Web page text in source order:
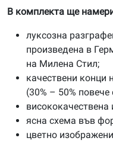
В комплекта ще
луксозна
произведена в
на Милена Стил;
качествени конци
(30% – 50%
ясна схема във
цветно